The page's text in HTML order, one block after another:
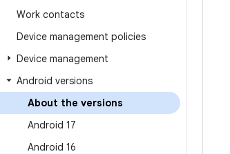
Work contacts
Device management policies
Device management
Android versions
About the versions
Android 17
Android 16